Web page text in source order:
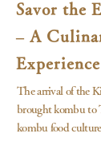
Savor the
– A
Experience
The arrival of the
brought kombu to
kombu food